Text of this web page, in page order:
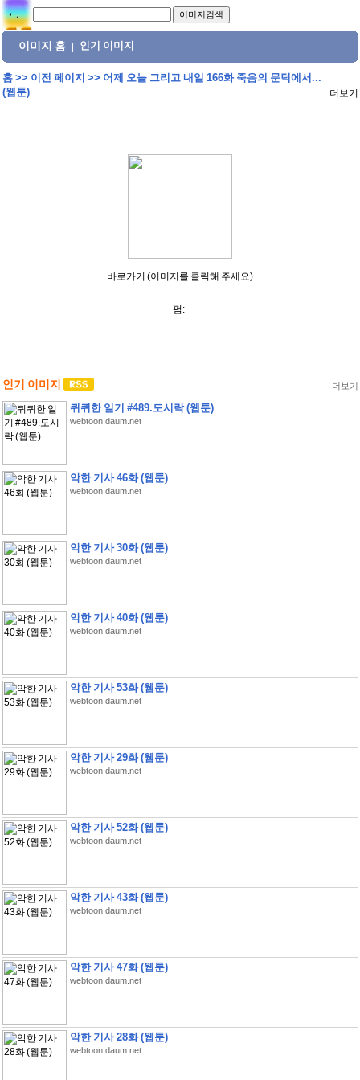
이미지 홈 인기 이미지
홈>> 이전 페이지 >> 어제 오늘 그리고 내일 166화 죽음의 문턱에서...
(웹툰)
더보기
바로가기 (이미지를 클릭해 주세요)
펌:
인기 이미지 더보기
퀴퀴한 일기 #489.도시락 (웹툰)
webtoon.daum.net
악한 기사 46화 (웹툰)
webtoon.daum.net
악한 기사 30화 (웹툰)
webtoon.daum.net
악한 기사 40화 (웹툰)
webtoon.daum.net
악한 기사 53화 (웹툰)
webtoon.daum.net
악한 기사 29화 (웹툰)
webtoon.daum.net
악한 기사 52화 (웹툰)
webtoon.daum.net
악한 기사 43화 (웹툰)
webtoon.daum.net
악한 기사 47화 (웹툰)
webtoon.daum.net
악한 기사 28화 (웹툰)
webtoon.daum.net